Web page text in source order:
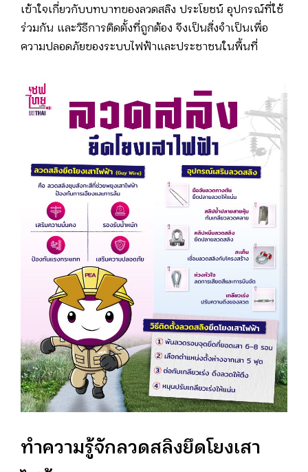
เข้าใจเกี่ยวกับบทบาทของลวดสลิง ประโยชน์ อุปกรณ์ที่ใช้
ร่วมกัน และวิธีการติดตั้งที่ถูกต้อง จึงเป็นสิ่งจำเป็นเพื่อ
ความปลอดภัยของระบบไฟฟ้าและประชาชนในพื้นที่
ทำความรู้จักลวดสลิงยึดโยงเสา